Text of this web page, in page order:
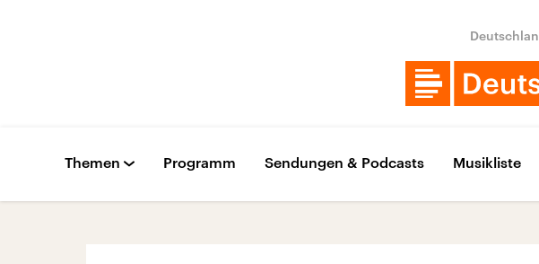
Themen Programm Sendungen & Podcasts Musikliste